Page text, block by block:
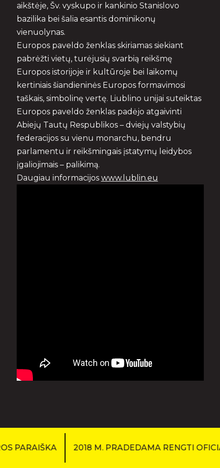
aikštėje, Šv. vyskupo ir kankinio Stanislovo
bazilika bei šalia esantis dominikonų
vienuolynas.
Europos paveldo ženklas skiriamas siekiant
pabrėžti vietų, turėjusių svarbią reikšmę
Europos istorijoje ir kultūroje bei laikomų
kertiniais šiandieninės Europos formavimosi
taškais, simbolinę vertę. Liublino unijai suteiktas
Europos paveldo ženklas padėjo atgaivinti
Abiejų Tautų Respublikos – dviejų valstybių
federacijos su vienu monarchu, bendru
parlamentu ir reikšmingais įstatymų leidybos
įgaliojimais – palikimą.
Daugiau informacijos www.lublin.eu
2018 M. PRADEDAMA RENGTI OFICIALIĄ